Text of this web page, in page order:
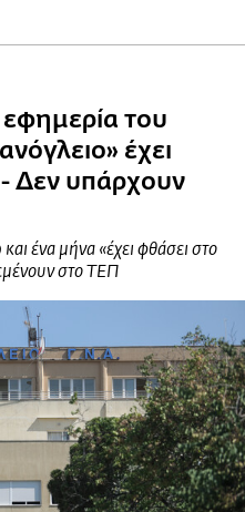
του
έχει
Δεν υπάρχουν
ένα μήνα «έχει φθάσει στο
στο ΤΕΠ